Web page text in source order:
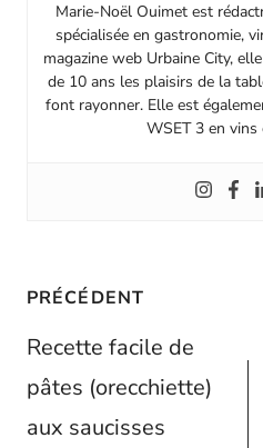
Marie-Noël Ouimet est
spécialisée en gastronomie,
magazine web Urbaine City,
de 10 ans les plaisirs de la
font rayonner. Elle est
WSET 3 en
Navigation
de
l’article
PRÉCÉDENT
Recette facile de
pâtes (orecchiette)
aux saucisses